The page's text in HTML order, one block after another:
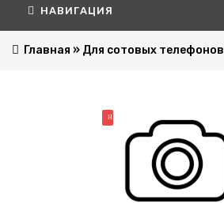
НАВИГАЦИЯ
Главная » Для сотовых телефонов
НОВИНКА